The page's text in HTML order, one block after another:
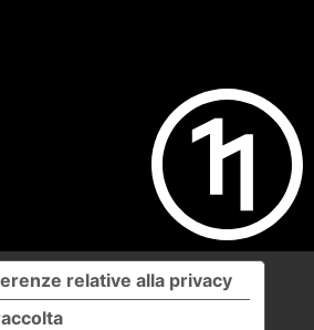
relative alla privacy